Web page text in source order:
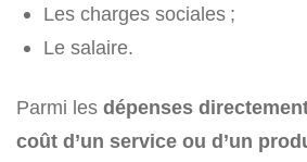
Les charges sociales ;
Le salaire.
Parmi les dépenses
coût d’un service ou d’un